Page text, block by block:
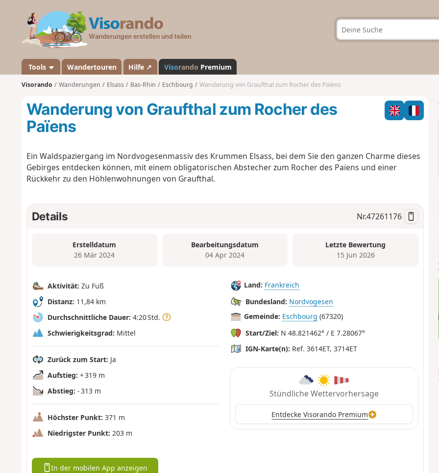
a
n
d
Tools Wandertouren Hilfe ↗ Visorando Premium
Visorando Wanderungen Elsass Bas-Rhin Eschbourg Wanderung von Graufthal zum Rocher des Païens
Wanderung von Graufthal zum Rocher des
Païens
Ein Waldspaziergang im Nordvogesenmassiv des Krummen Elsass, bei dem Sie den ganzen Charme dieses
Gebirges entdecken können, mit einem obligatorischen Abstecher zum Rocher des Païens und einer
Rückkehr zu den Höhlenwohnungen von Graufthal.
Details Nr.47261176
Erstelldatum
26 Mär 2024
Bearbeitungsdatum
04 Apr 2024
Letzte Bewertung
15 Jun 2026
Aktivität: Zu Fuß
Distanz: 11,84 km
Durchschnittliche Dauer: 4:20 Std.
Schwierigkeitsgrad: Mittel
Zurück zum Start: Ja
Aufstieg: + 319 m
Abstieg: - 313 m
Höchster Punkt: 371 m
Niedrigster Punkt: 203 m
Land: Frankreich
Bundesland: Nordvogesen
Gemeinde: Eschbourg (67320)
Start/Ziel: N 48.821462° / E 7.28067°
IGN-Karte(n): Ref. 3614ET, 3714ET
Stündliche Wettervorhersage
Entdecke Visorando Premium
In der mobilen App anzeigen